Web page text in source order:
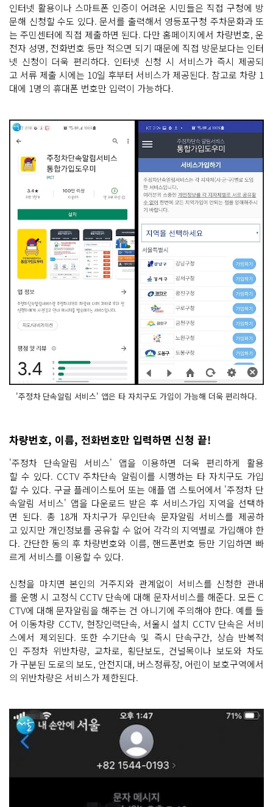
인터넷 활용이나 스마트폰 인증이 어려운 시민들은 직접 구청에 방
문해 신청할 수도 있다. 문서를 출력해서 영등포구청 주차문화과 또
는 주민센터에 직접 제출하면 된다. 다만 홈페이지에서 차량번호, 운
전자 성명, 전화번호 등만 적으면 되기 때문에 직접 방문보다는 인터
넷 신청이 더욱 편리하다. 인터넷 신청 시 서비스가 즉시 제공되
고 서류 제출 시에는 10일 후부터 서비스가 제공된다. 참고로 차량 1
대에 1명의 휴대폰 번호만 입력이 가능하다.
'주정차 단속알림 서비스' 앱은 타 자치구도 가입이 가능해 더욱 편리하다.
차량번호, 이름, 전화번호만 입력하면 신청 끝!
'주정차 단속알림 서비스' 앱을 이용하면 더욱 편리하게 활용
할 수 있다. CCTV 주차단속 알림이를 시행하는 타 자치구도 가입
할 수 있다. 구글 플레이스토어 또는 애플 앱 스토어에서 '주정차 단
속알림 서비스' 앱을 다운로드 받은 후 서비스가입 지역을 선택하
면 된다. 총 18개 자치구가 무인단속 문자알림 서비스를 제공하
고 있지만 개인정보를 공유할 수 없어 각각의 지역별로 가입해야 한
다. 간단한 동의 후 차량번호와 이름, 핸드폰번호 등만 기입하면 빠
르게 서비스를 이용할 수 있다.
신청을 마치면 본인의 거주지와 관계없이 서비스를 신청한 관내
를 운행 시 고정식 CCTV 단속에 대해 문자서비스를 해준다. 모든 C
CTV에 대해 문자알림을 해주는 건 아니기에 주의해야 한다. 예를 들
어 이동차량 CCTV, 현장인력단속, 서울시 설치 CCTV 단속은 서비
스에서 제외된다. 또한 수기단속 및 즉시 단속구간, 상습 반복적
인 주정차 위반차량, 교차로, 횡단보도, 건널목이나 보도와 차도
가 구분된 도로의 보도, 안전지대, 버스정류장, 어린이 보호구역에서
의 위반차량은 서비스가 제한된다.